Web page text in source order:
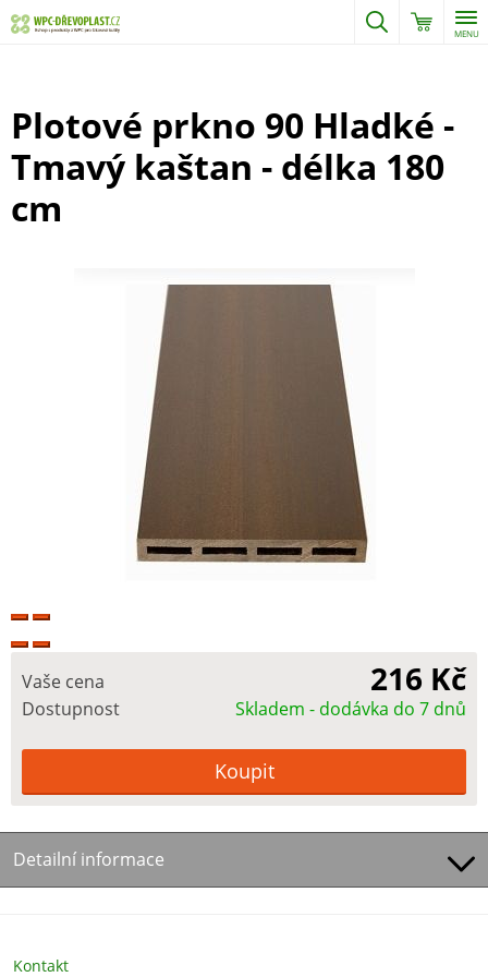
MENU
Plotové prkno 90 Hladké -
Tmavý kaštan - délka 180
cm
Vaše cena 216 Kč
Dostupnost Skladem - dodávka do 7 dnů
Detailní informace
Kontakt